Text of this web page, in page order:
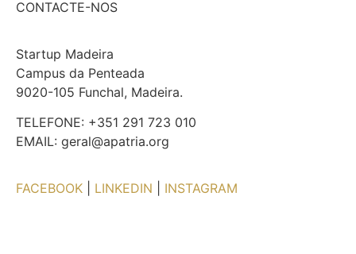
CONTACTE-NOS
Startup Madeira
Campus da Penteada
9020-105 Funchal, Madeira.
TELEFONE: +351 291 723 010
EMAIL: geral@apatria.org
FACEBOOK LINKEDIN INSTAGRAM